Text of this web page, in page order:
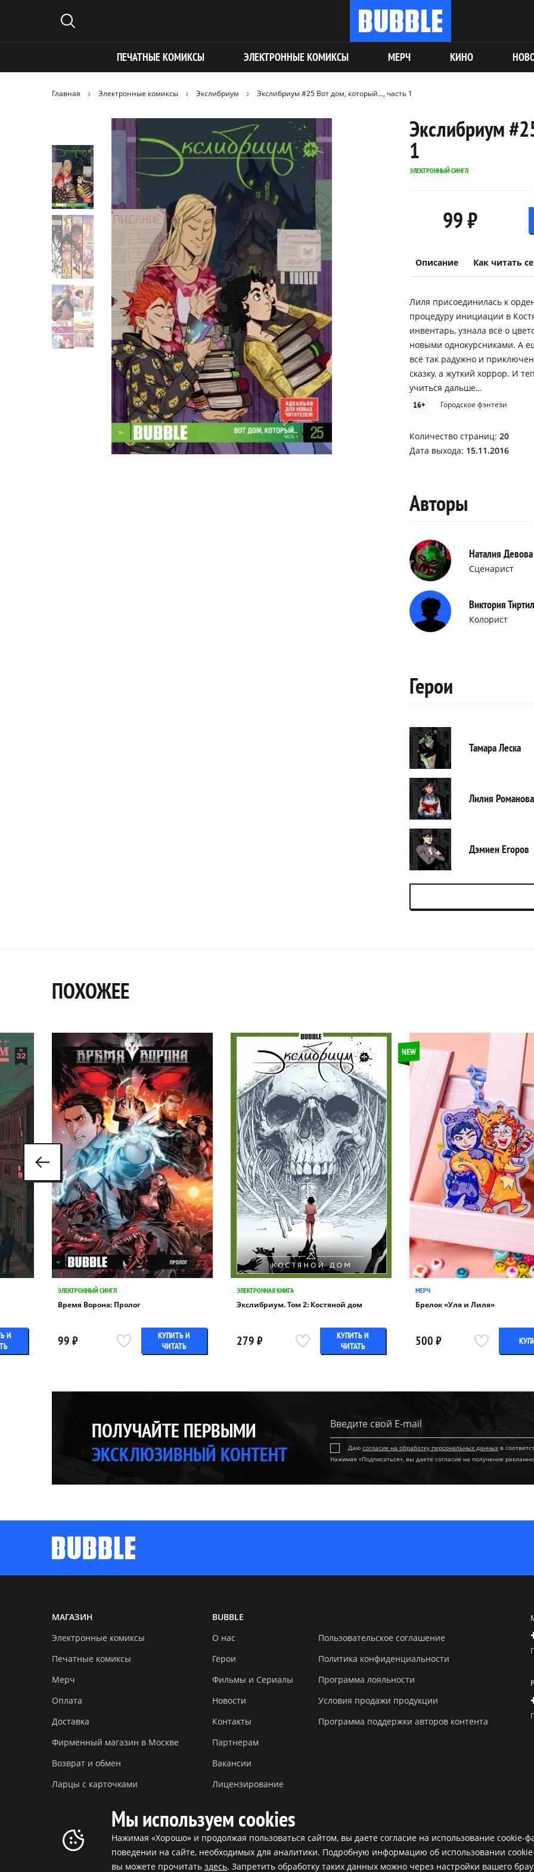
ПЕЧАТНЫЕ КОМИКСЫ ЭЛЕКТРОННЫЕ КОМИКСЫ МЕРЧ КИНО
Главная Электронные комиксы Экслибриум Экслибриум #25 Вот дом, который..., часть 1
Экслибриум
1
ЭЛЕКТРОННЫЙ СИНГЛ
99 ₽
Описание Как читать
Лиля присоединилась к
процедуру инициации в
инвентарь, узнала всё о
новыми однокурсниками. А
всё так радужно и
сказку, а жуткий хоррор. И
учиться дальше…
16+ Городское фэнтези
Количество страниц: 20
Дата выхода: 15.11.2016
Авторы
Наталия Девова
Сценарист
Виктория
Колорист
Герои
Тамара Леска
Лилия Романова
Дэмиен Егоров
ПОХОЖЕЕ
И
ЭЛЕКТРОННЫЙ СИНГЛ
Время Ворона: Пролог
99 ₽
КУПИТЬ И
ЧИТАТЬ
ЭЛЕКТРОННАЯ КНИГА
Экслибриум. Том 2: Костяной дом
279 ₽
КУПИТЬ И
ЧИТАТЬ
NEW
МЕРЧ
Брелок «Уля и Лиля»
500 ₽
ПОЛУЧАЙТЕ ПЕРВЫМИ
ЭКСКЛЮЗИВНЫЙ КОНТЕНТ
Даю согласие на обработку персональных данных в
Нажимая «Подписаться», вы даете согласие на получение
МАГАЗИН
Электронные комиксы
Печатные комиксы
Мерч
Оплата
Доставка
Фирменный магазин в Москве
Возврат и обмен
Ларцы с карточками
BUBBLE
О нас
Герои
Фильмы и Сериалы
Новости
Контакты
Партнерам
Вакансии
Лицензирование
Пользовательское соглашение
Политика конфиденциальности
Программа лояльности
Условия продажи продукции
Программа поддержки авторов контента
Копирование материалов без разрешения запрещено © ООО "БАБЛ", 2017-2026
Мы используем cookies
Нажимая «Хорошо» и продолжая пользоваться сайтом, вы даете согласие на использование cookie-
поведении на сайте, необходимых для аналитики. Подробную информацию об использовании
вы можете прочитать здесь. Запретить обработку таких данных можно через настройки вашего